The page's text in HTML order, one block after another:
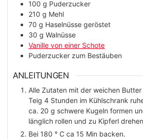
100 g Puderzucker
210 g Mehl
70 g Haselnüsse geröstet
30 g Walnüsse
Vanille von einer Schote
Puderzucker zum Bestäuben
ANLEITUNGEN
Alle Zutaten mit der weichen
Teig 4 Stunden im Kühlschrank
ca. 20 g schwere Kugeln formen
länglich rollen und zu Kipferl
Bei 180 ° C ca 15 Min backen.